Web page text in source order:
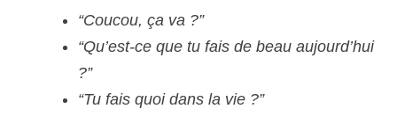
“Coucou, ça va ?”
“Qu’est-ce que tu fais de beau aujourd’hui
?”
“Tu fais quoi dans la vie ?”